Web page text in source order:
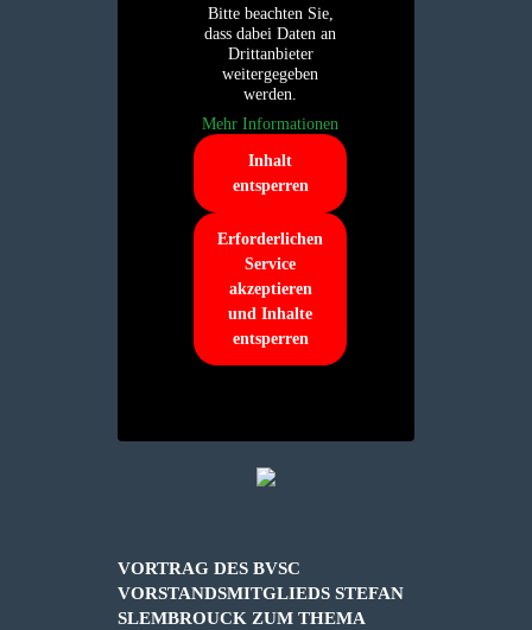
Bitte beachten Sie,
dass dabei Daten an
Drittanbieter
weitergegeben
werden.
Mehr Informationen
Inhalt
entsperren
Erforderlichen
Service
akzeptieren
und Inhalte
entsperren
VORTRAG DES BVSC
VORSTANDSMITGLIEDS STEFAN
SLEMBROUCK ZUM THEMA